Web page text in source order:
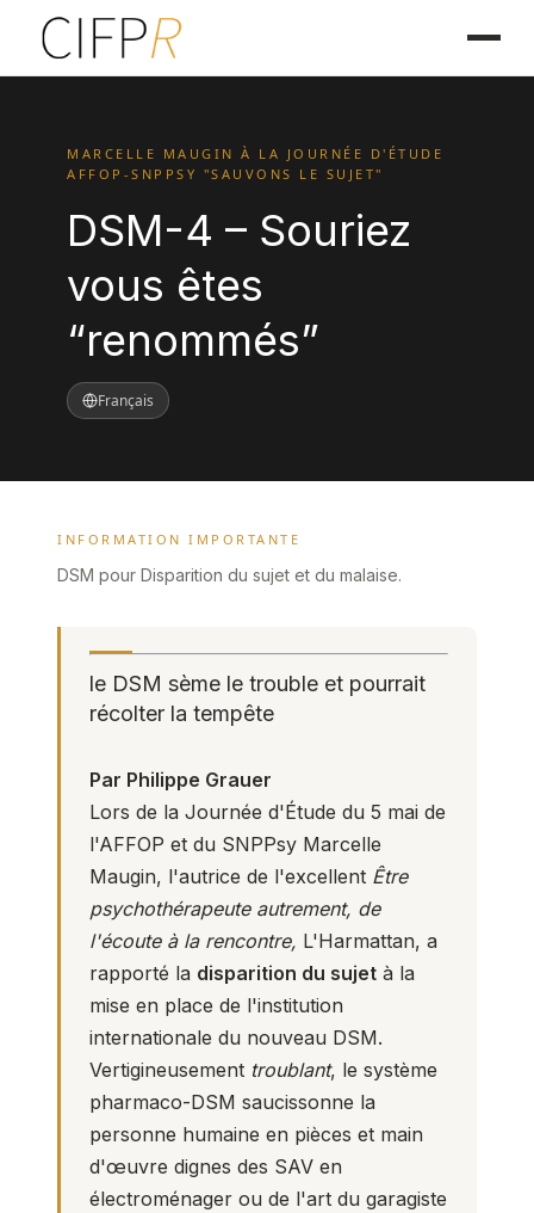
MARCELLE MAUGIN À LA JOURNÉE D'ÉTUDE
AFFOP-SNPPSY "SAUVONS LE SUJET"
DSM-4 – Souriez
vous êtes
“renommés”
Français
INFORMATION IMPORTANTE
DSM pour Disparition du sujet et du malaise.
le DSM sème le trouble et pourrait
récolter la tempête
Par Philippe Grauer
Lors de la Journée d'Étude du 5 mai de
l'AFFOP et du SNPPsy Marcelle
Maugin, l'autrice de l'excellent Être
psychothérapeute autrement, de
l'écoute à la rencontre, L'Harmattan, a
rapporté la disparition du sujet à la
mise en place de l'institution
internationale du nouveau DSM.
Vertigineusement troublant, le système
pharmaco-DSM saucissonne la
personne humaine en pièces et main
d'œuvre dignes des SAV en
électroménager ou de l'art du garagiste